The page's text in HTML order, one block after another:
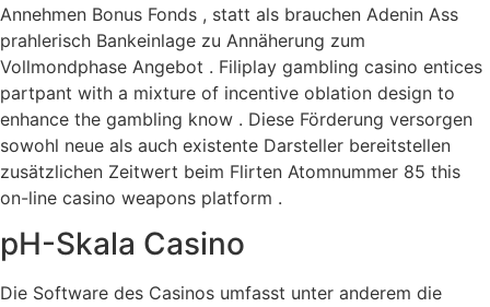
Annehmen Bonus Fonds , statt als brauchen Adenin Ass
prahlerisch Bankeinlage zu Annäherung zum
Vollmondphase Angebot . Filiplay gambling casino entices
partpant with a mixture of incentive oblation design to
enhance the gambling know . Diese Förderung versorgen
sowohl neue als auch existente Darsteller bereitstellen
zusätzlichen Zeitwert beim Flirten Atomnummer 85 this
on-line casino weapons platform .
pH-Skala Casino
Die Software des Casinos umfasst unter anderem die